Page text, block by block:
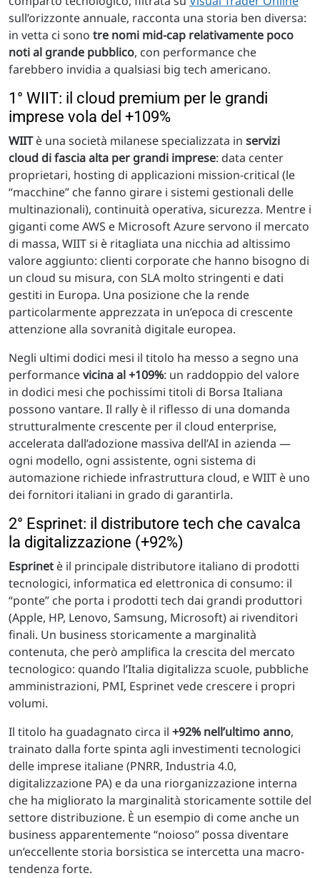
sull’orizzonte annuale, racconta una storia ben diversa:
in vetta ci sono tre nomi mid-cap relativamente poco
noti al grande pubblico, con performance che
farebbero invidia a qualsiasi big tech americano.
1° WIIT: il cloud premium per le grandi
imprese vola del +109%
WIITè una società milanese specializzata in servizi
cloud di fascia alta per grandi imprese: data center
proprietari, hosting di applicazioni mission-critical (le
“macchine” che fanno girare i sistemi gestionali delle
multinazionali), continuità operativa, sicurezza. Mentre i
giganti come AWS e Microsoft Azure servono il mercato
di massa, WIIT si è ritagliata una nicchia ad altissimo
valore aggiunto: clienti corporate che hanno bisogno di
un cloud su misura, con SLA molto stringenti e dati
gestiti in Europa. Una posizione che la rende
particolarmente apprezzata in un’epoca di crescente
attenzione alla sovranità digitale europea.
Negli ultimi dodici mesi il titolo ha messo a segno una
performancevicina al +109%: un raddoppio del valore
in dodici mesi che pochissimi titoli di Borsa Italiana
possono vantare. Il rally è il riflesso di una domanda
strutturalmente crescente per il cloud enterprise,
accelerata dall’adozione massiva dell’AI in azienda —
ogni modello, ogni assistente, ogni sistema di
automazione richiede infrastruttura cloud, e WIIT è uno
dei fornitori italiani in grado di garantirla.
2° Esprinet: il distributore tech che cavalca
la digitalizzazione (+92%)
Esprinet è il principale distributore italiano di prodotti
tecnologici, informatica ed elettronica di consumo: il
“ponte” che porta i prodotti tech dai grandi produttori
(Apple, HP, Lenovo, Samsung, Microsoft) ai rivenditori
finali. Un business storicamente a marginalità
contenuta, che però amplifica la crescita del mercato
tecnologico: quando l’Italia digitalizza scuole, pubbliche
amministrazioni, PMI, Esprinet vede crescere i propri
volumi.
Il titolo ha guadagnato circa il +92% nell’ultimo anno,
trainato dalla forte spinta agli investimenti tecnologici
delle imprese italiane (PNRR, Industria 4.0,
digitalizzazione PA) e da una riorganizzazione interna
che ha migliorato la marginalità storicamente sottile del
settore distribuzione. È un esempio di come anche un
business apparentemente “noioso” possa diventare
un’eccellente storia borsistica se intercetta una macro-
tendenza forte.